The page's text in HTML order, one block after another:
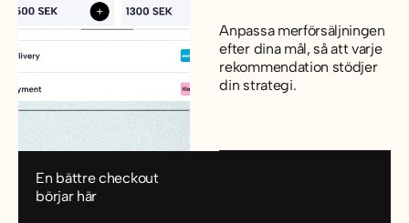
Anpassa merförsäljningen
efter dina mål, så att varje
rekommendation stödjer
din strategi.
En bättre checkout
börjar här